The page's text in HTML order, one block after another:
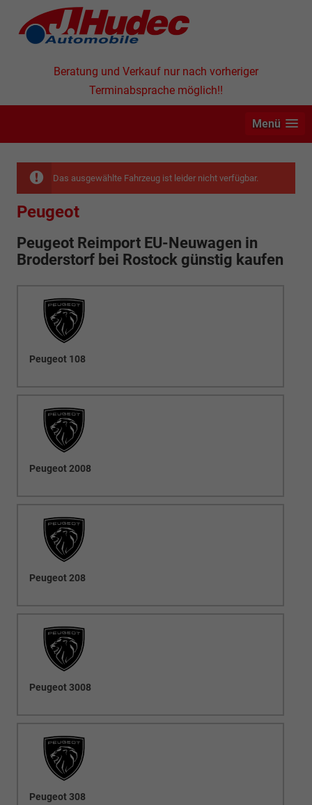
Beratung und Verkauf nur nach vorheriger
Terminabsprache möglich!!
Menü
Das ausgewählte Fahrzeug ist leider nicht verfügbar.
Peugeot
Peugeot Reimport EU-Neuwagen in
Broderstorf bei Rostock günstig kaufen
Peugeot 108
Peugeot 2008
Peugeot 208
Peugeot 3008
Peugeot 308